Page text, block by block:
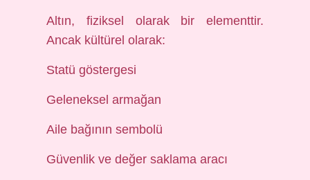
Altın, fiziksel olarak bir elementtir.
Ancak kültürel olarak:
Statü göstergesi
Geleneksel armağan
Aile bağının sembolü
Güvenlik ve değer saklama aracı